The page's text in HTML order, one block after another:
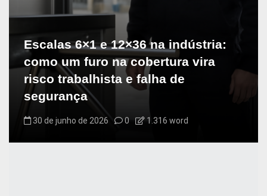
Escalas 6×1 e 12×36 na indústria:
como um furo na cobertura vira
risco trabalhista e falha de
segurança
30 de junho de 2026 0 1.316 word